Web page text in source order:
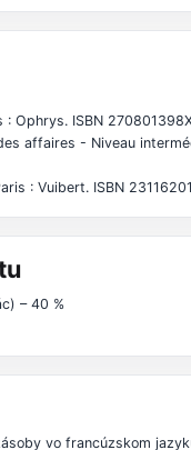
: Ophrys. ISBN
affaires - Niveau
: Vuibert. ISBN
– 40 %
vo francúzskom